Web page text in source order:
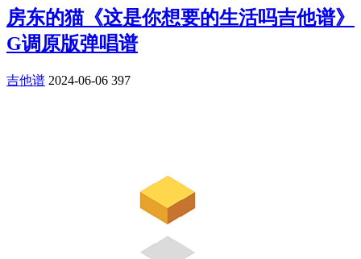
房东的猫《这是你想要的生活吗吉他谱》
G调原版弹唱谱
吉他谱 2024-06-06 397